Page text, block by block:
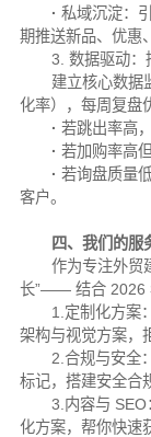
· 私域沉淀：
期推送新品、优惠
3. 数据驱动：
建立核心数据
化率），每周复盘
· 若跳出率高
· 若加购率高
· 若询盘质量
客户。
四、我们的服
作为专注外贸
长”—— 结合 2026
1.定制化方案
架构与视觉方案，
2.合规与安全
标记，搭建安全合
3.内容与
化方案，帮你快速